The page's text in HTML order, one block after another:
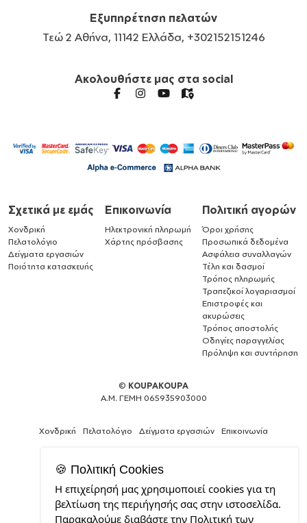
Εξυπηρέτηση πελατών
Τεώ 2 Αθήνα, 11142 Ελλάδα, +302152151246
Ακολουθήστε μας στα social
Σχετικά με εμάς
Χονδρική
Πελατολόγιο
Δείγματα εργασιών
Ποιότητα κατασκευής
Επικοινωνία
Ηλεκτρονική πληρωμή
Χάρτης πρόσβασης
Πολιτική αγορών
Όροι χρήσης
Προσωπικά δεδομένα
Ασφάλεια συναλλαγών
Τέλη και δασμοί
Τρόπος πληρωμής
Τραπεζικοί λογαριασμοί
Επιστροφές και
ακυρώσεις
Τρόπος αποστολής
Οδηγίες παραγγελίας
Πρόληψη και συντήρηση
© KOUPAKOUPA
Α.Μ. ΓΕΜΗ 065935903000
Χονδρική Πελατολόγιο Δείγματα εργασιών Επικοινωνία
Web
Design,
🍪 Πολιτική Cookies
Η επιχείρησή μας χρησιμοποιεί cookies για τη
βελτίωση της περιήγησής σας στην ιστοσελίδα.
Παρακαλούμε διαβάστε την Πολιτική των